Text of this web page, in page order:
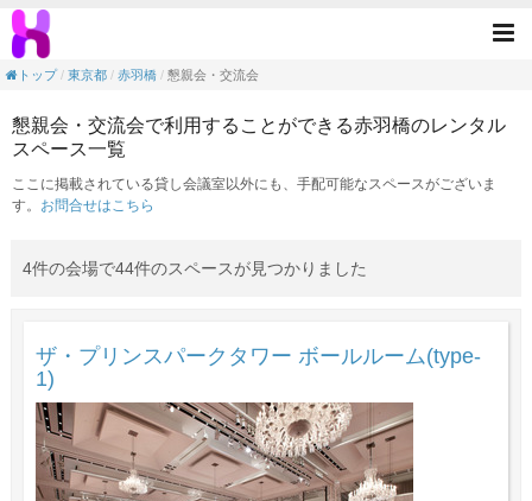
懇親会・交流会の目的で利用できる赤羽橋
トップ
東京都 赤羽橋 懇親会・交流会
懇親会・交流会で利用することができる赤羽橋のレンタル
スペース一覧
ここに掲載されている貸し会議室以外にも、手配可能なスペースがございま
す。 お問合せはこちら
4件の会場で44件のスペースが見つかりました
ザ・プリンスパークタワー ボールルーム(type-
1)